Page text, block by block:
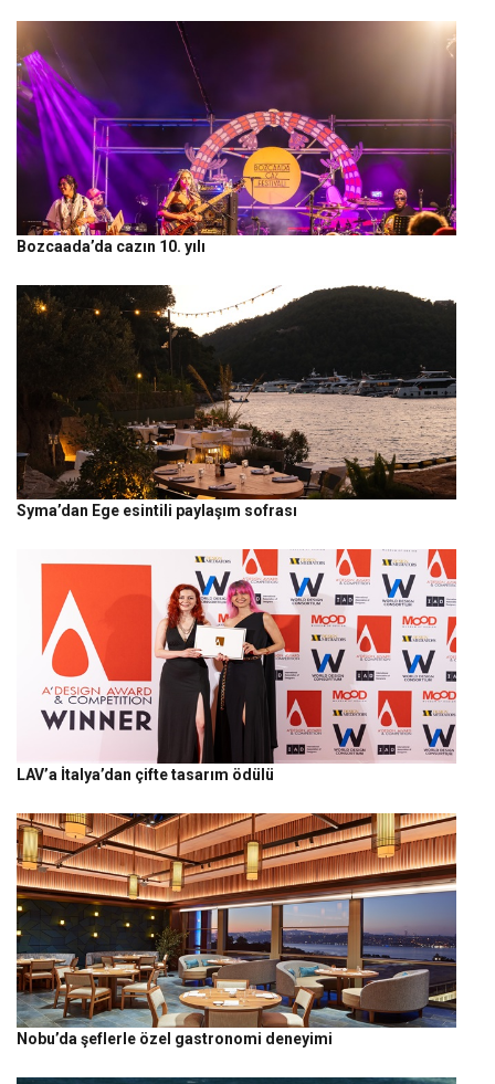
Bozcaada’da cazın 10. yılı
Syma’dan Ege esintili paylaşım sofrası
LAV’a İtalya’dan çifte tasarım ödülü
Nobu’da şeflerle özel gastronomi deneyimi